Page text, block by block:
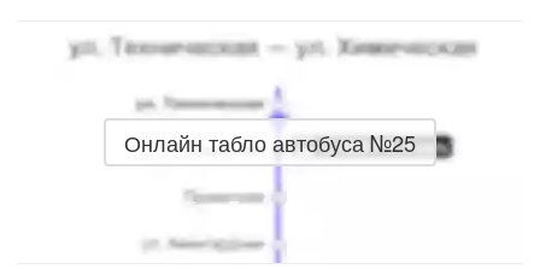
Онлайн табло автобуса №25